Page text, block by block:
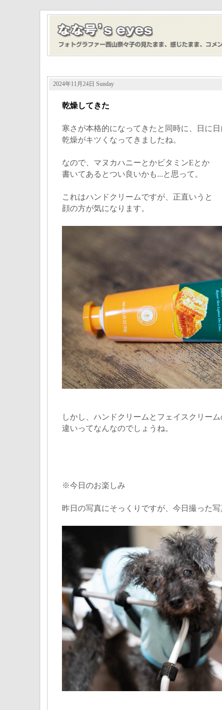
2024年11月24日 Sunday
乾燥してきた
寒さが本格的になってきたと同時に、日に日
乾燥がキツくなってきましたね。
なので、マヌカハニーとかビタミンEとか
書いてあるとつい良いかも...と思って。
これはハンドクリームですが、正直いうと
顔の方が気になります。
しかし、ハンドクリームとフェイスクリー
違いってなんなのでしょうね。
※今日のお楽しみ
昨日の写真にそっくりですが、今日撮った